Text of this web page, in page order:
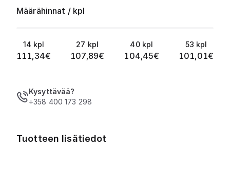
Määrähinnat / kpl
14 kpl
111,34€
27 kpl
107,89€
40 kpl
104,45€
53 kpl
101,01€
Kysyttävää?
+358 400 173 298
Tuotteen lisätiedot